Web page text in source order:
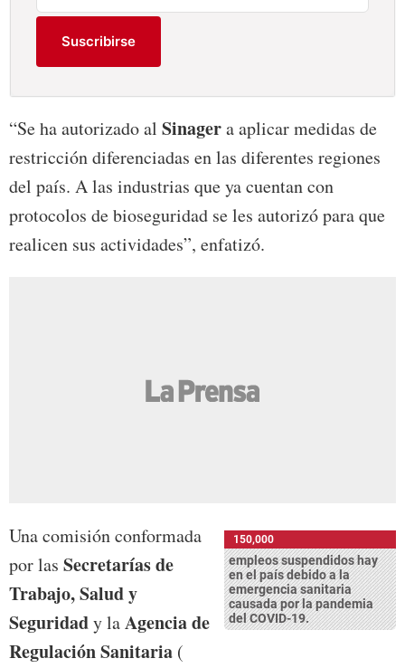
Suscribirse
“Se ha autorizado al Sinagera aplicar medidas de
restricción diferenciadas en las diferentes regiones
del país. A las industrias que ya cuentan con
protocolos de bioseguridad se les autorizó para que
realicen sus actividades”, enfatizó.
150,000
empleos suspendidos hay
en el país debido a la
emergencia sanitaria
causada por la pandemia
del COVID-19.
Una comisión conformada
por las Secretarías de
Trabajo, Salud y
Seguridady laAgencia de
Regulación Sanitaria (